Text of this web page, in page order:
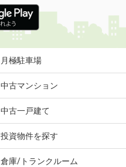
月極駐車場
中古マンション
中古一戸建て
投資物件を探す
倉庫/トランクルーム